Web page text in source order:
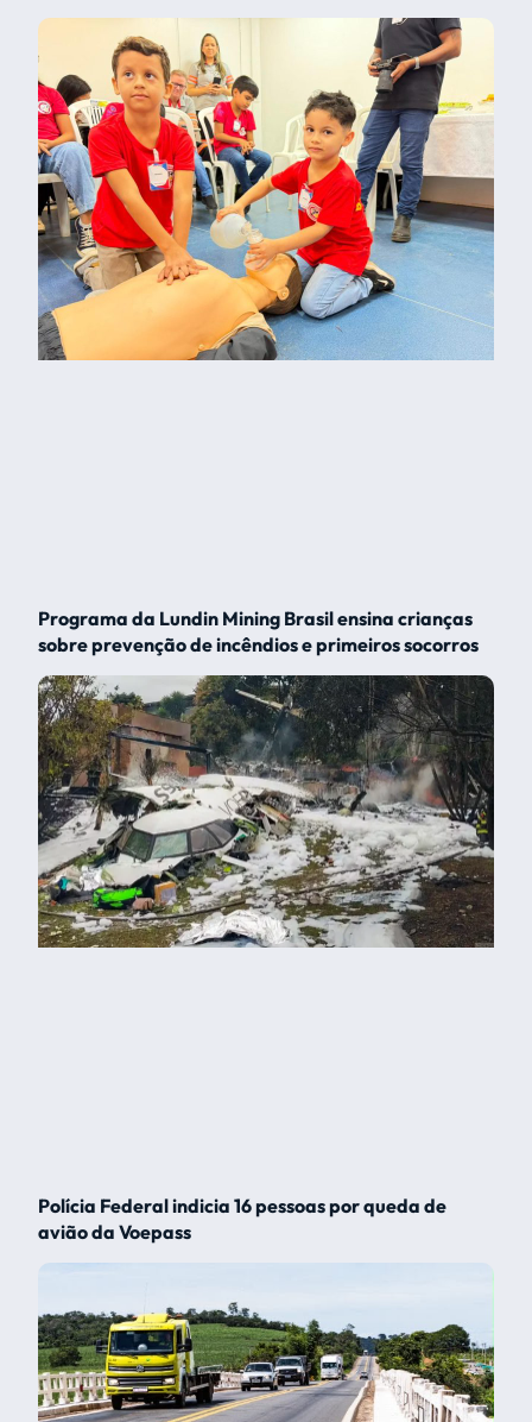
Programa da Lundin Mining Brasil ensina crianças
sobre prevenção de incêndios e primeiros socorros
Polícia Federal indicia 16 pessoas por queda de
avião da Voepass